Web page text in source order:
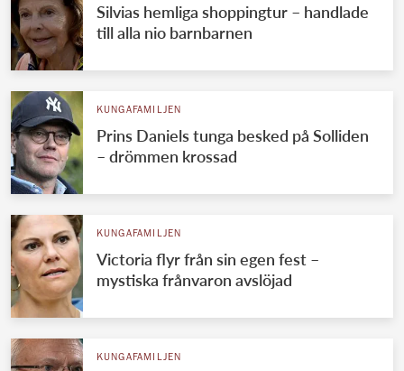
Silvias hemliga shoppingtur – handlade
till alla nio barnbarnen
KUNGAFAMILJEN
Prins Daniels tunga besked på Solliden
– drömmen krossad
KUNGAFAMILJEN
Victoria flyr från sin egen fest –
mystiska frånvaron avslöjad
KUNGAFAMILJEN